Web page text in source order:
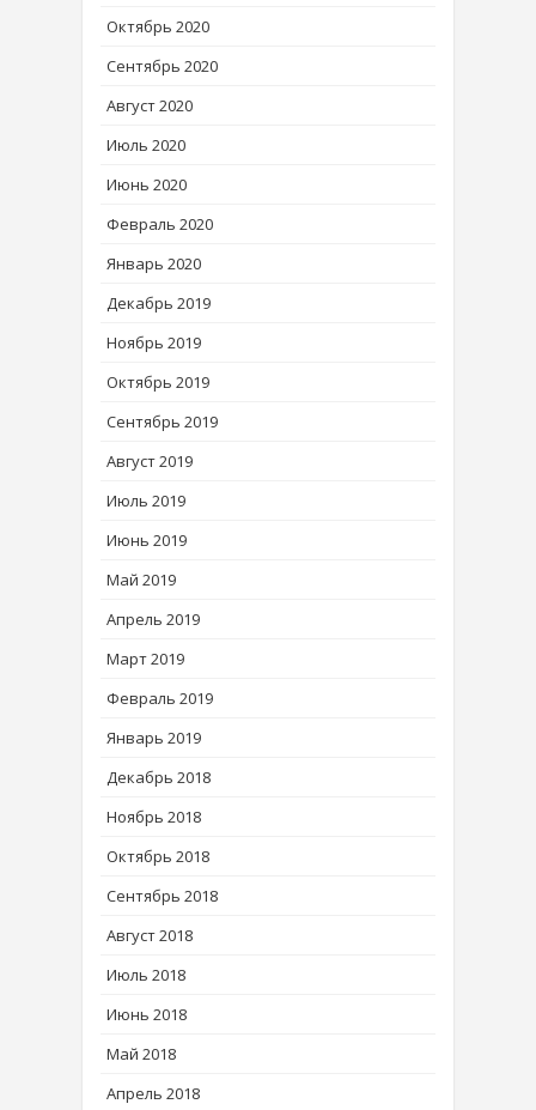
Октябрь 2020
Сентябрь 2020
Август 2020
Июль 2020
Июнь 2020
Февраль 2020
Январь 2020
Декабрь 2019
Ноябрь 2019
Октябрь 2019
Сентябрь 2019
Август 2019
Июль 2019
Июнь 2019
Май 2019
Апрель 2019
Март 2019
Февраль 2019
Январь 2019
Декабрь 2018
Ноябрь 2018
Октябрь 2018
Сентябрь 2018
Август 2018
Июль 2018
Июнь 2018
Май 2018
Апрель 2018